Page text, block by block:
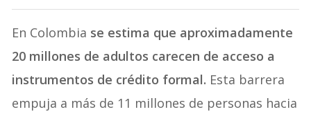
En Colombia se estima que aproximadamente
20 millones de adultos carecen de acceso a
instrumentos de crédito formal. Esta barrera
empuja a más de 11 millones de personas hacia